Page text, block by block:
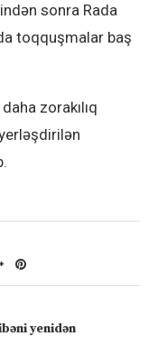
sonra Rada
toqquşmalar baş
zorakılıq
yenidən